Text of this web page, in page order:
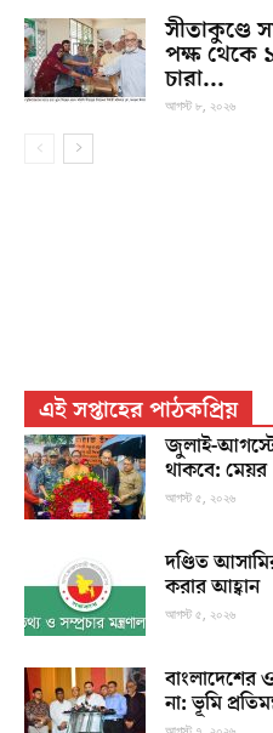
সীতাকুণ্ডে
পক্ষ থেকে
চারা...
আগস্ট ৮, ২০২৬
এই সপ্তাহের পাঠকপ্রিয়
জুলাই-
থাকবে: মেয়র
আগস্ট ৫, ২০২৬
দণ্ডিত
করার আহ্বান
আগস্ট ৫, ২০২৬
না: ভূমি